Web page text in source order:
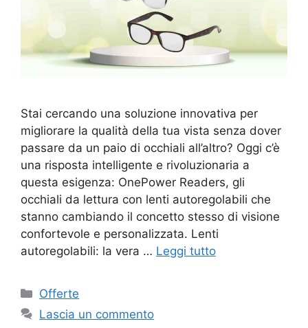
Stai cercando una soluzione innovativa per
migliorare la qualità della tua vista senza dover
passare da un paio di occhiali all’altro? Oggi c’è
una risposta intelligente e rivoluzionaria a
questa esigenza: OnePower Readers, gli
occhiali da lettura con lenti autoregolabili che
stanno cambiando il concetto stesso di visione
confortevole e personalizzata. Lenti
autoregolabili: la vera … Leggi tutto
Categorie
Offerte
Lascia un commento